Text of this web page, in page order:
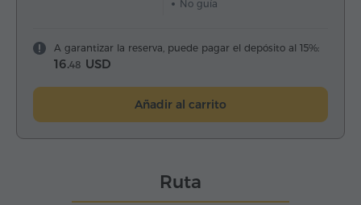
No guía
A garantizar la reserva, puede pagar el depósito al 15%:
16.48 USD
Añadir al carrito
Ruta